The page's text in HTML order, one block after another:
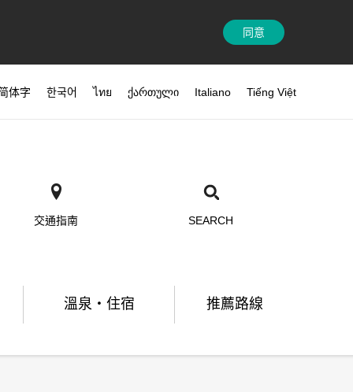
同意
体字 한국어 ไทย ქართული Italiano Tiếng Việt
交通指南 SEARCH
溫泉・住宿 推薦路線